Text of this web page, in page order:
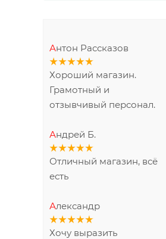
Антон Рассказов
Хороший магазин.
Грамотный и
отзывчивый персонал.
Андрей Б.
Отличный магазин, всё
есть
Александр
Хочу выразить